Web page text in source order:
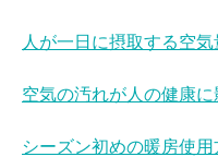
人が一日に摂取する空気
空気の汚れが人の健康
シーズン初めの暖房使